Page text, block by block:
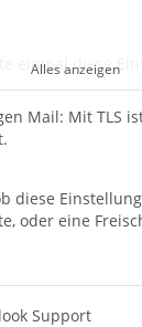
einmal diese
Alles anzeigen
Mail: Mit TLS
diese
oder eine
Support